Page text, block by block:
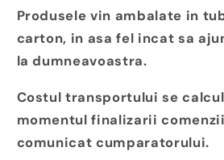
Produsele vin ambalate in
carton, in asa fel incat sa
la dumneavoastra.
Costul transportului se
momentul finalizarii
comunicat cumparatorului.